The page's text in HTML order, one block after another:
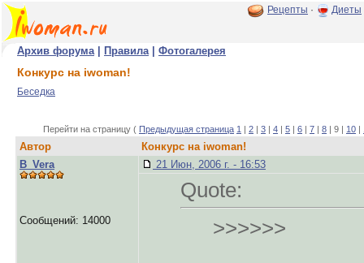
Рецепты · Диеты
Архив форума| Правила| Фотогалерея
Конкурс на iwoman!
Беседка
Перейти на страницу ( Предыдущая страница 1 | 2 | 3 | 4 | 5 | 6 | 7 | 8 | 9 | 10 |
Автор
Конкурс на iwoman!
B_Vera
Сообщений: 14000
21 Июн, 2006 г. - 16:53
Quote:
>>>>>>